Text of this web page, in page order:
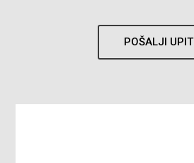
POŠALJI UPIT